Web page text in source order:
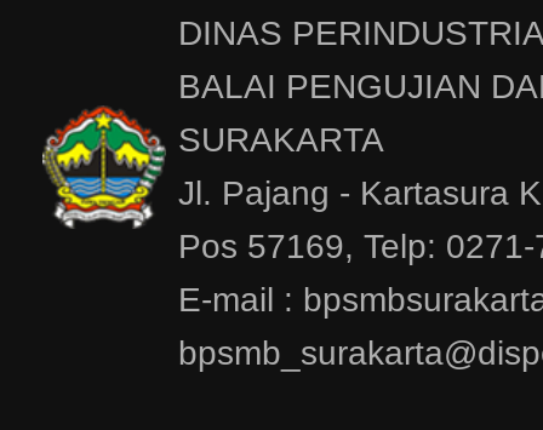
DINAS
BALAI PENGUJIAN
SURAKARTA
Jl. Pajang - Kartasura
Pos 57169, Telp:
E-mail :